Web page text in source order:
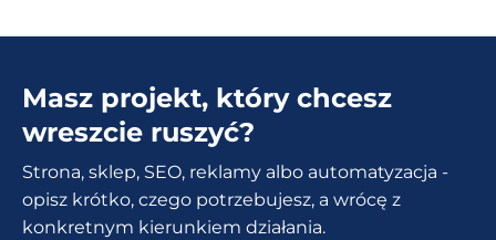
Analiza
Jak
mieć
zielone
wskaźniki?
Masz projekt, który chcesz
wreszcie ruszyć?
Strona, sklep, SEO, reklamy albo automatyzacja -
opisz krótko, czego potrzebujesz, a wrócę z
konkretnym kierunkiem działania.